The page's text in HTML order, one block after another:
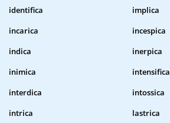
identifica
implica
incarica
incespica
indica
inerpica
inimica
intensifica
interdica
intossica
intrica
lastrica